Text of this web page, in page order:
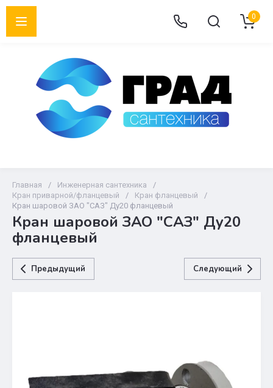
0
Главная / Инженерная сантехника
/
Кран приварной/фланцевый
/ Кран фланцевый
/
Кран шаровой ЗАО "САЗ" Ду20 фланцевый
Кран шаровой ЗАО "САЗ" Ду20
фланцевый
Предыдущий Следующий